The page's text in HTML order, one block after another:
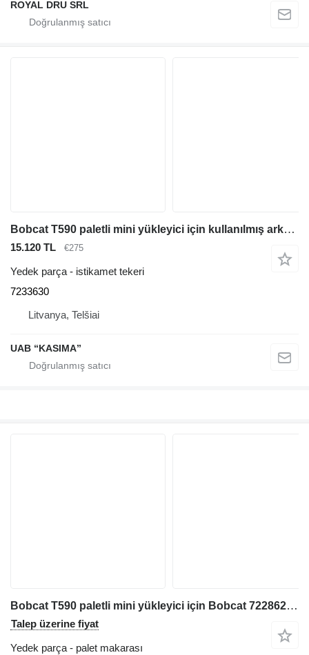
ROYAL DRU SRL
Bobcat T590 paletli mini yükleyici için kullanılmış arka avara tekerlekleri 7233630 istikamet tekeri
15.120 TL €275
Yedek parça - istikamet tekeri
7233630
Litvanya, Telšiai
UAB “KASIMA”
Bobcat T590 paletli mini yükleyici için Bobcat 7228629 palet makarası
Talep üzerine fiyat
Yedek parça - palet makarası